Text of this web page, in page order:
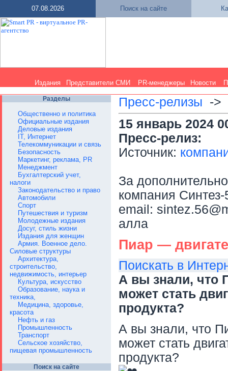
07.08.2026 Поиск на сайте
Издания Представители СМИ PR-менеджеры Новости
Разделы
Общественно и политика
Официальные издания
Деловые издания
IT, Интернет
Телекоммуникации и связь
Безопасность
Маркетинг, реклама, PR
Менеджмент
Бухгалтерский учет,
налоги
Законодательство и право
Автомобили
Спорт
Путешествия и туризм
Молодежные издания
Досуг, стиль жизни
Издания для женщин
Армия. Военное дело.
Силовые структуры
Архитектура,
строительство,
недвижимость, интерьер
Культура, искусство
Образование, наука и
техника,
Медицина, здоровье,
красота
Нефть и газ
Промышленность
Транспорт
Сельское хозяйство,
пищевая промышленность
Поиск на сайте
Пресс-релизы ->
15 январь 2024
Пресс-релиз:
Источник:
За
компания
email:
алла
Пиар —
Поискать в
А вы знали, что
может стать
продукта?
А вы знали, что
может стать
продукта?